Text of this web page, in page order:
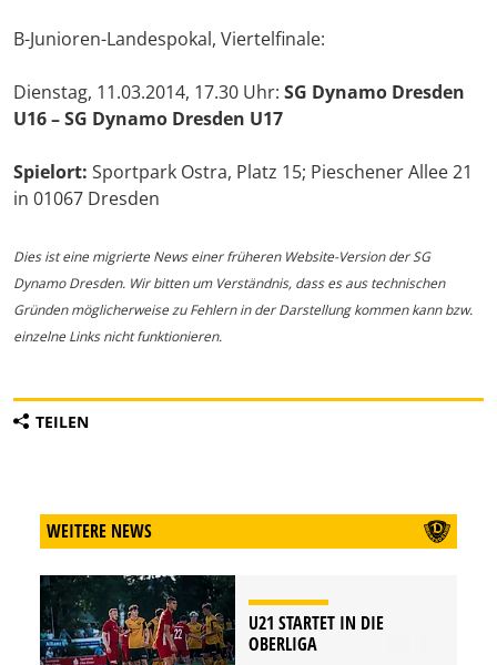
B-Junioren-Landespokal, Viertelfinale:
Dienstag, 11.03.2014, 17.30 Uhr: SG Dynamo Dresden
U16 – SG Dynamo Dresden U17
Spielort: Sportpark Ostra, Platz 15; Pieschener Allee 21
in 01067 Dresden
Dies ist eine migrierte News einer früheren Website-Version der SG
Dynamo Dresden. Wir bitten um Verständnis, dass es aus technischen
Gründen möglicherweise zu Fehlern in der Darstellung kommen kann bzw.
einzelne Links nicht funktionieren.
TEILEN
WEITERE NEWS
U21 STARTET IN DIE
OBERLIGA